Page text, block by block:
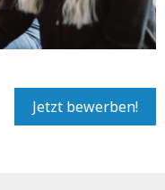
Jetzt bewerben!